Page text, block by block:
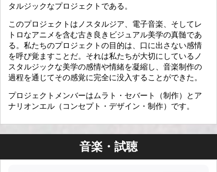
タルジックなプロジェクトである。
このプロジェクトはノスタルジア、電子音楽、そしてレ
トロなアニメを含む古き良きビジュアル美学の真髄であ
る。私たちのプロジェクトの目的は、口に出さない感情
を呼び覚ますことだ。それは私たちが大切にしているノ
スタルジックな美学の感情や情緒を凝縮し、音楽制作の
過程を通じてその感覚に完全に没入することができた。
プロジェクトメンバーはムラト・セバート（制作）とア
ナリオンエル（コンセプト・デザイン・制作）です。
音楽・試聴